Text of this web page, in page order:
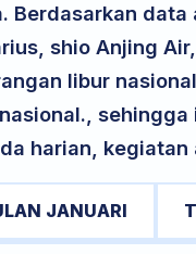
Berdasarkan
shio Anjing
libur
harian,
JANUARI